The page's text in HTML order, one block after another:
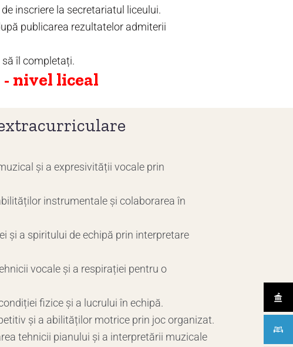
inscriere la secretariatul liceului.
publicarea rezultatelor admiterii
îl completați.
nivel liceal
și a expresivității vocale prin
instrumentale și colaborarea în
și a spiritului de echipă prin interpretare
vocale și a respirației pentru o
fizice și a lucrului în echipă.
și a abilităților motrice prin joc organizat.
tehnicii pianului și a interpretării muzicale